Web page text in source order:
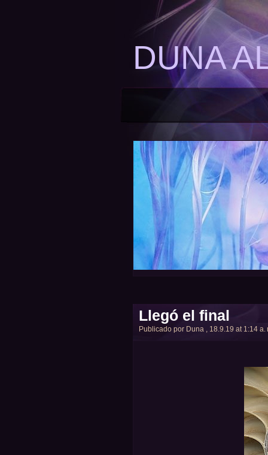
DUNA
Llegó el final
Publicado por Duna , 18.9.19 at 1:14